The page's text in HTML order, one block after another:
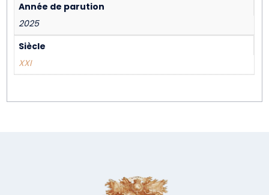
Année de parution
2025
Siècle
XXI